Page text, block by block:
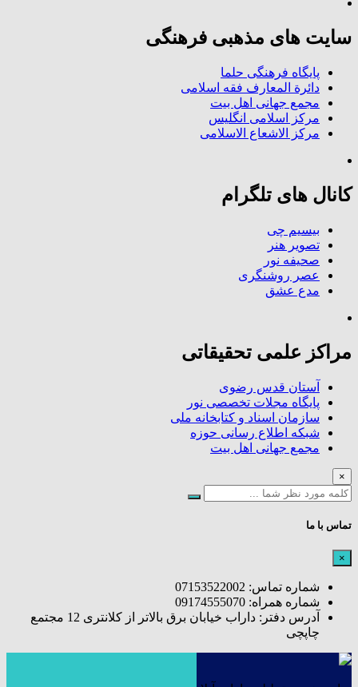
سایت های مذهبی فرهنگی
پایگاه فرهنگی حلما
دائرة المعارف فقه اسلامی
مجمع جهانی اهل بیت
مرکز اسلامی انگلیس
مرکز الاشعاع الاسلامی
کانال های تلگرام
بیسیم چی
تصویر هنر
صحیفه نور
عصر روشنگری
مدع عشق
مراکز علمی تحقیقاتی
آستان قدس رضوی
پایگاه مجلات تخصصی نور
سازمان اسناد و کتابخانه ملی
شبکه اطلاع رسانی حوزه
مجمع جهانی اهل بیت
×
تماس با ما
×
شماره تماس: 07153522002
شماره همراه: 09174555070
آدرس دفتر: داراب خیابان برق بالاتر از کلانتری 12 مجتمع
چاپچی